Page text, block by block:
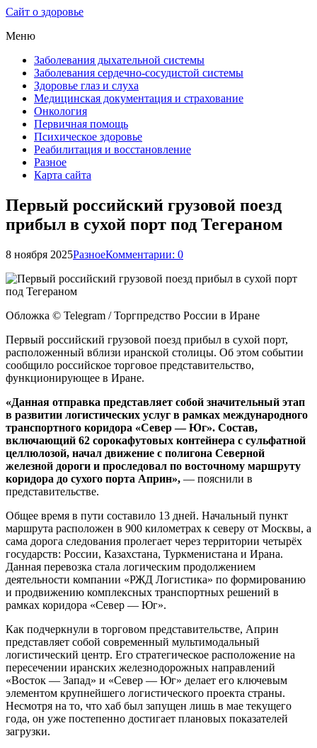
Сайт о здоровье
Меню
Заболевания дыхательной системы
Заболевания сердечно-сосудистой системы
Здоровье глаз и слуха
Медицинская документация и страхование
Онкология
Первичная помощь
Психическое здоровье
Реабилитация и восстановление
Разное
Карта сайта
Первый российский грузовой поезд
прибыл в сухой порт под Тегераном
8 ноября 2025РазноеКомментарии: 0
Обложка © Telegram / Торгпредство России в Иране
Первый российский грузовой поезд прибыл в сухой порт,
расположенный вблизи иранской столицы. Об этом событии
сообщило российское торговое представительство,
функционирующее в Иране.
«Данная отправка представляет собой значительный этап
в развитии логистических услуг в рамках международного
транспортного коридора «Север — Юг». Состав,
включающий 62 сорокафутовых контейнера с сульфатной
целлюлозой, начал движение с полигона Северной
железной дороги и проследовал по восточному маршруту
коридора до сухого порта Априн», — пояснили в
представительстве.
Общее время в пути составило 13 дней. Начальный пункт
маршрута расположен в 900 километрах к северу от Москвы, а
сама дорога следования пролегает через территории четырёх
государств: России, Казахстана, Туркменистана и Ирана.
Данная перевозка стала логическим продолжением
деятельности компании «РЖД Логистика» по формированию
и продвижению комплексных транспортных решений в
рамках коридора «Север — Юг».
Как подчеркнули в торговом представительстве, Априн
представляет собой современный мультимодальный
логистический центр. Его стратегическое расположение на
пересечении иранских железнодорожных направлений
«Восток — Запад» и «Север — Юг» делает его ключевым
элементом крупнейшего логистического проекта страны.
Несмотря на то, что хаб был запущен лишь в мае текущего
года, он уже постепенно достигает плановых показателей
загрузки.